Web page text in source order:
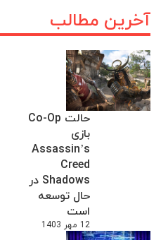
آخرین مطالب
حالت Co-Op
بازی
Assassin’s
Creed
Shadows در
حال توسعه
است
12 مهر 1403